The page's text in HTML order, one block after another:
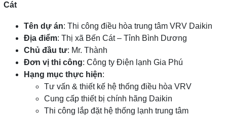
Cát
Tên dự án: Thi công điều hòa trung tâm VRV Daikin
Địa điểm: Thị xã Bến Cát – Tỉnh Bình Dương
Chủ đầu tư: Mr. Thành
Đơn vị thi công: Công ty Điện lạnh Gia Phú
Hạng mục thực hiện:
Tư vấn & thiết kế hệ thống điều hòa VRV
Cung cấp thiết bị chính hãng Daikin
Thi công lắp đặt hệ thống lạnh trung tâm